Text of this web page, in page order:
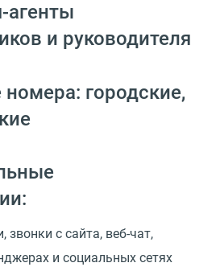
агенты
и руководителя
городские,
звонки с сайта, веб-чат,
и социальных сетях